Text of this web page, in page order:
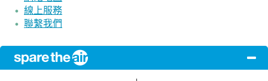
線上服務
聯繫我們